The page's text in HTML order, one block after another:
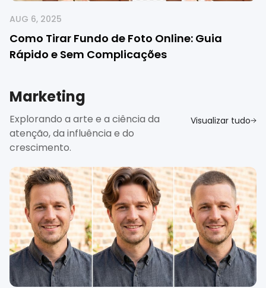
AUG 6, 2025
Como Tirar Fundo de Foto Online: Guia
Rápido e Sem Complicações
Marketing
Explorando a arte e a ciência da
atenção, da influência e do
crescimento.
Visualizar tudo